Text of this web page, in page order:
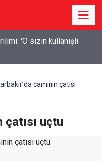
'O sizin kullanışlı
caminin çatısı
çatısı uçtu